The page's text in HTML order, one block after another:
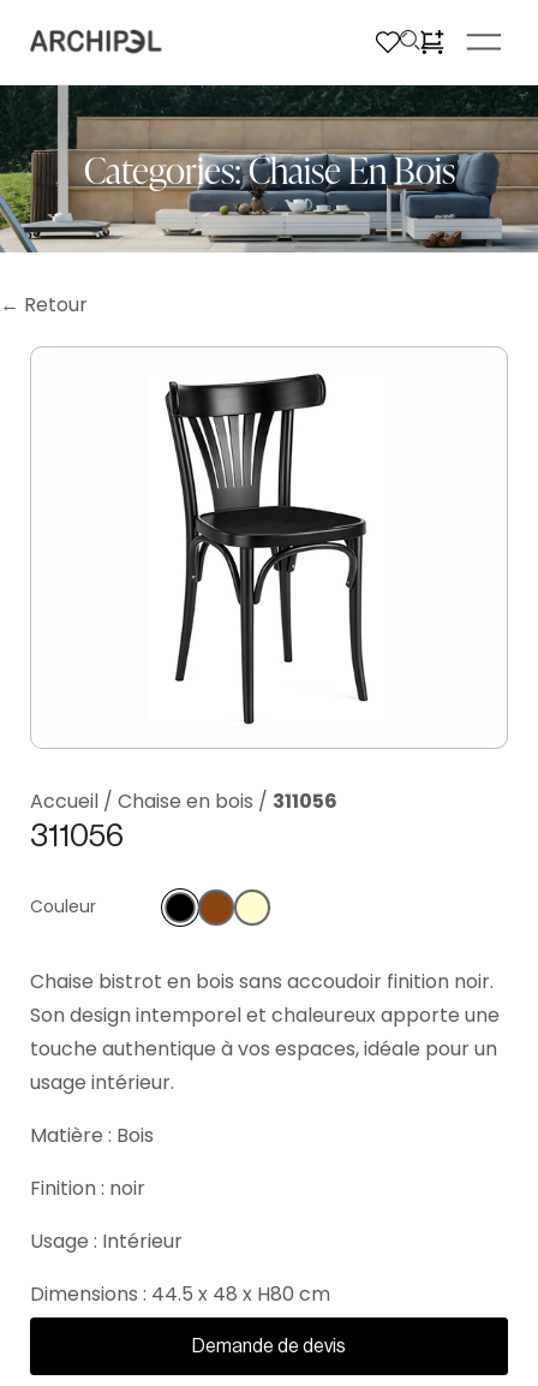
Categories:Chaise En Bois
← Retour
Accueil / Chaise en bois / 311056
311056
Couleur
Chaise bistrot en bois sans accoudoir finition noir.
Son design intemporel et chaleureux apporte une
touche authentique à vos espaces, idéale pour un
usage intérieur.
Matière : Bois
Finition : noir
Usage : Intérieur
Dimensions : 44.5 x 48 x H80 cm
Demande de devis